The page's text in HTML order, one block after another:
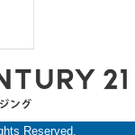
Reserved.